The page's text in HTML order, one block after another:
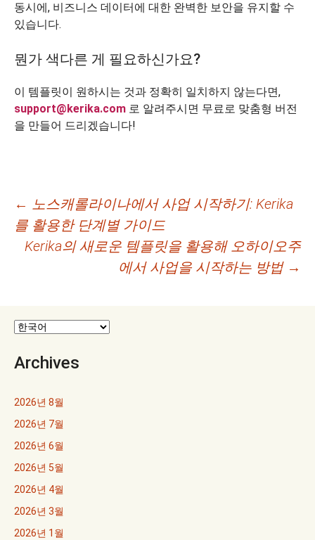
동시에, 비즈니스 데이터에 대한 완벽한 보안을 유지할 수
있습니다.
뭔가 색다른 게 필요하신가요?
이 템플릿이 원하시는 것과 정확히 일치하지 않는다면,
support@kerika.com 로 알려주시면 무료로 맞춤형 버전
을 만들어 드리겠습니다!
글
네
이
션
← 노스캐롤라이나에서 사업 시작하기: Kerika
를 활용한 단계별 가이드
Kerika의 새로운 템플릿을 활용해 오하이오주
에서 사업을 시작하는 방법 →
Archives
2026년 8월
2026년 7월
2026년 6월
2026년 5월
2026년 4월
2026년 3월
2026년 1월